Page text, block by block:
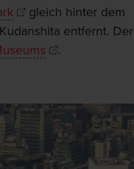
gleich hinter dem
entfernt. Der
.